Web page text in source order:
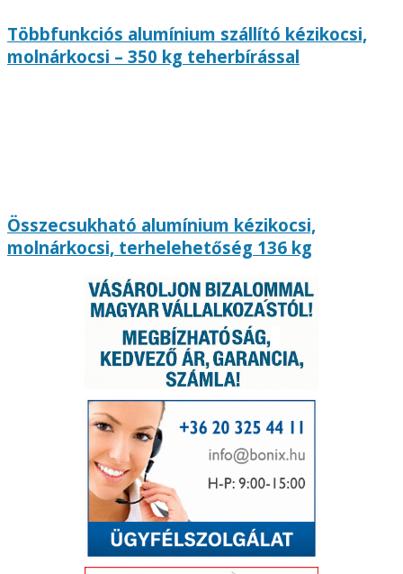
Többfunkciós alumínium szállító kézikocsi,
molnárkocsi – 350 kg teherbírással
Összecsukható alumínium kézikocsi,
molnárkocsi, terhelehetőség 136 kg